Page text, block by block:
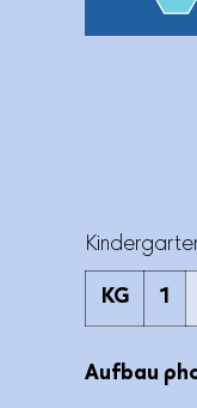
KG 1
Aufbau